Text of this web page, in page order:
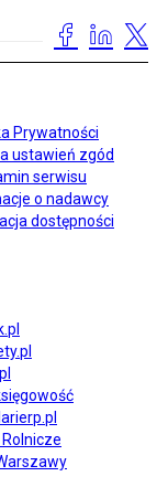
Prywatności
ustawień zgód
serwisu
o nadawcy
dostępności